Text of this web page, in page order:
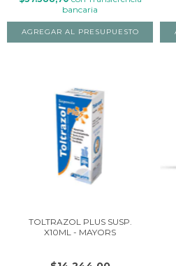
bancaria
TOLTRAZOL PLUS SUSP.
X10ML - MAYORS